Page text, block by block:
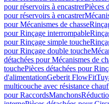
pour réservoirs à encastrerPièces
pour réservoirs à encastrer
pour Mécanismes de chasse
pour Rinçage interrompable
pour Rinçage simple touche
pour Rinçage double touche
détachées pour Mécanismes de
touchePièces détachées pour
d'alimentationGeberit FlowFit
multicouche avec résistance
pour RaccordsManchons